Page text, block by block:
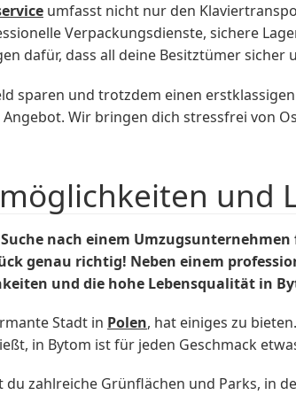
umfasst nicht nur den
Verpackungsdienste, sichere
dafür, dass all deine Besitztümer
sparen und trotzdem einen
Wir bringen dich stressfrei von
und
nach einem
genau richtig! Neben einem
und die hohe Lebensqualität in
Stadt in Polen, hat einiges zu
in Bytom ist für jeden Geschmack
du zahlreiche Grünflächen und Parks, in